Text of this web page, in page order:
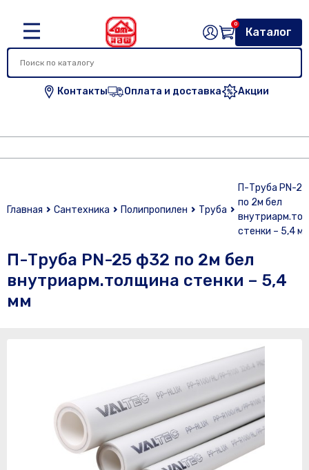
Контакты Оплата и доставка Акции
Каталог
0
Главная Сантехника Полипропилен Труба
П-Труба PN-
по 2м бел
стенки – 5,4 мм
П-Труба PN-25 ф32 по 2м бел
внутриарм.толщина стенки – 5,4
мм